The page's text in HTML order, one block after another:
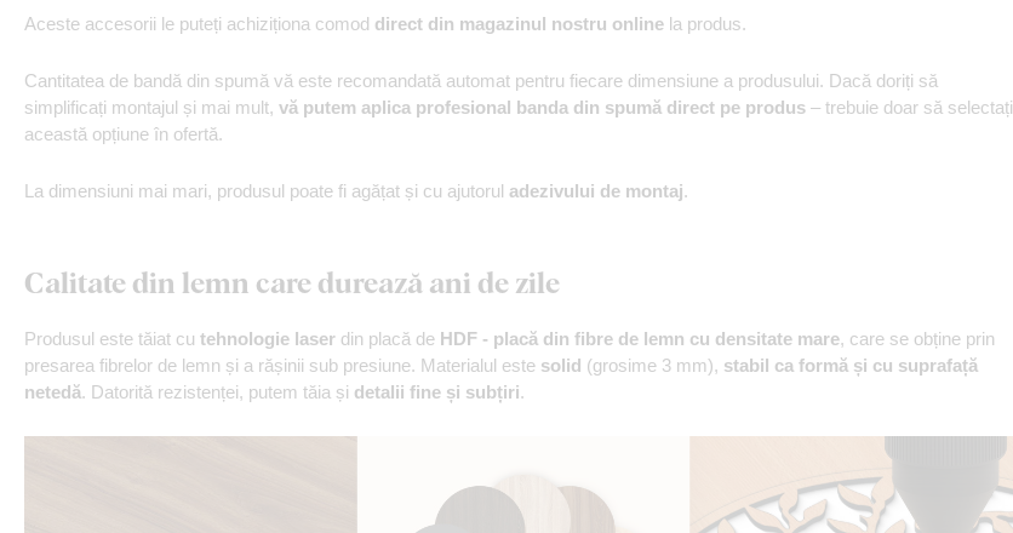
Aceste accesorii le puteți achiziționa comod direct din magazinul nostru online la produs.
Cantitatea de bandă din spumă vă este recomandată automat pentru fiecare dimensiune a produsului. Dacă doriți să
simplificați montajul și mai mult, vă putem aplica profesional banda din spumă direct pe produs – trebuie doar să selectați
această opțiune în ofertă.
La dimensiuni mai mari, produsul poate fi agățat și cu ajutorul adezivului de montaj.
Calitate din lemn care durează ani de zile
Produsul este tăiat cu tehnologie laser din placă de HDF - placă din fibre de lemn cu densitate mare, care se obține prin
presarea fibrelor de lemn și a rășinii sub presiune. Materialul este solid (grosime 3 mm), stabil ca formă și cu suprafață
netedă. Datorită rezistenței, putem tăia și detalii fine și subțiri.